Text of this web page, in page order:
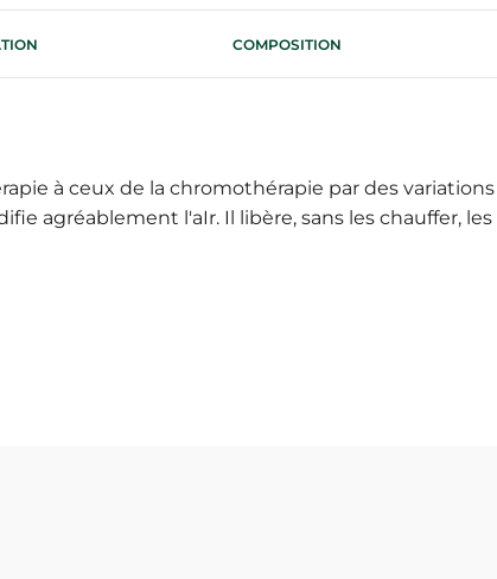
COMPOSITION
à ceux de la chromothérapie par des
agréablement l'aIr. Il libère, sans les chauffer,